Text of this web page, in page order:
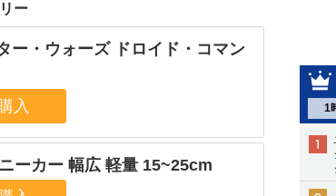
1
ー
ー・ウォーズ ドロイド・コマン
ーカー 幅広 軽量 15~25cm